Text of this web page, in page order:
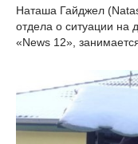
Наташа Гайджел
отдела о ситуации на
«News 12»,